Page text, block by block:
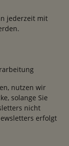
jederzeit mit
nutzen wir
solange Sie
nicht
erfolgt